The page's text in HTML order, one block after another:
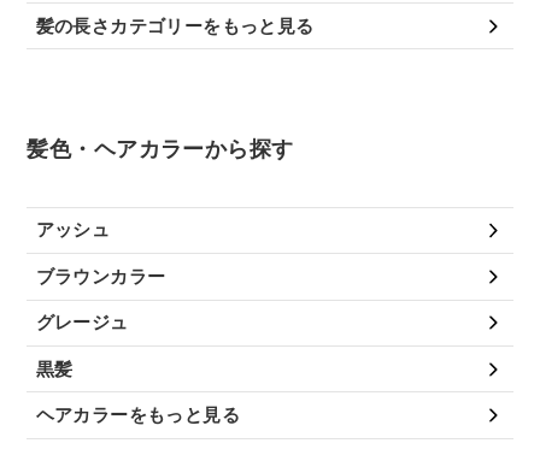
髪の長さカテゴリーをもっと見る
髪色・ヘアカラーから探す
アッシュ
ブラウンカラー
グレージュ
黒髪
ヘアカラーをもっと見る